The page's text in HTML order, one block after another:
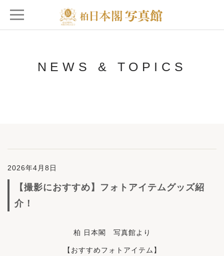
NEWS & TOPICS
2026年4月8日
【撮影におすすめ】フォトアイテムグッズ紹
介！
柏 日本閣 写真館より
【おすすめフォトアイテム】